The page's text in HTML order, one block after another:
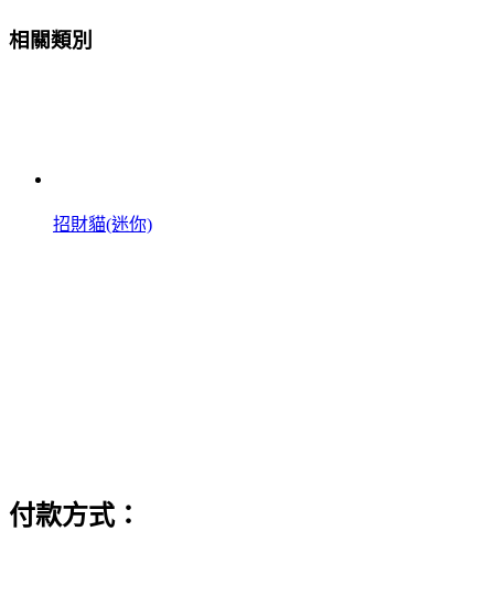
相關類別
招財貓(迷你)
付款方式：